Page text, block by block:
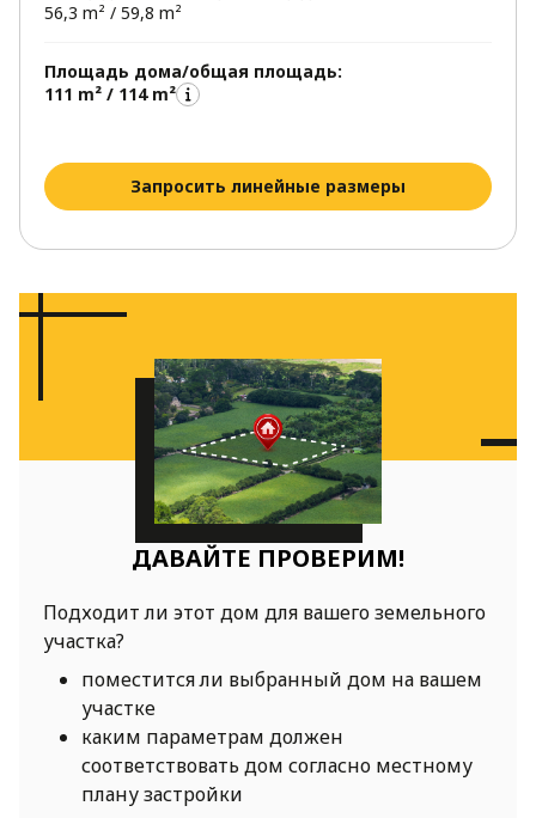
56,3 m² / 59,8 m²
Площадь дома/общая площадь:
111 m² / 114 m²
Запросить линейные размеры
ДАВАЙТЕ ПРОВЕРИМ!
Подходит ли этот дом для вашего земельного
участка?
поместится ли выбранный дом на вашем
участке
каким параметрам должен
соответствовать дом согласно местному
плану застройки